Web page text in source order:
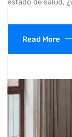
estado de salud,
Read More